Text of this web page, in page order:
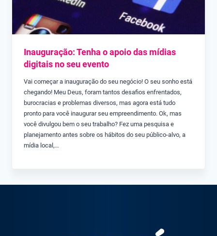
Inauguração: Tenha o apoio das mídias
digitais no seu evento
Vai começar a inauguração do seu negócio! O seu sonho está
chegando! Meu Deus, foram tantos desafios enfrentados,
burocracias e problemas diversos, mas agora está tudo
pronto para você inaugurar seu empreendimento. Ok, mas
você divulgou bem o seu trabalho? Fez uma pesquisa e
planejamento antes sobre os hábitos do seu público-alvo, a
mídia local,…